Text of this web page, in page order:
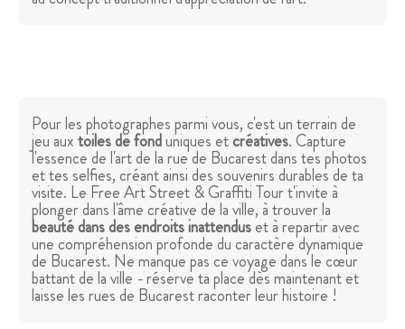
Pour les photographes parmi vous, c'est un terrain de
jeu auxtoiles de fonduniques etcréatives. Capture
l'essence de l'art de la rue de Bucarest dans tes photos
et tes selfies, créant ainsi des souvenirs durables de ta
visite. Le Free Art Street & Graffiti Tour t'invite à
plonger dans l'âme créative de la ville, à trouver la
beauté dans des endroits inattenduset à repartir avec
une compréhension profonde du caractère dynamique
de Bucarest. Ne manque pas ce voyage dans le cœur
battant de la ville - réserve ta place dès maintenant et
laisse les rues de Bucarest raconter leur histoire !